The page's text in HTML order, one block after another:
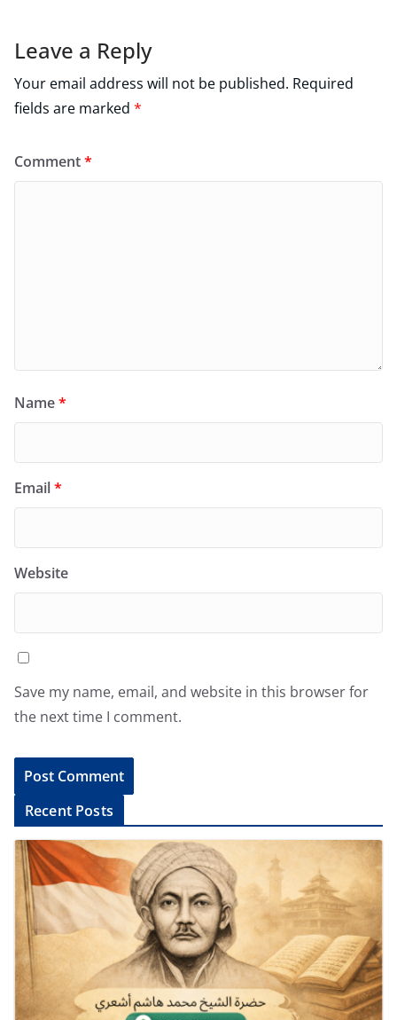
Leave a Reply
Your email address will not be published. Required
fields are marked *
Comment*
Name*
Email*
Website
Save my name, email, and website in this browser for
the next time I comment.
l
t
Recent Posts